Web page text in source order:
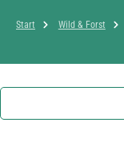
Start Wild & Forst